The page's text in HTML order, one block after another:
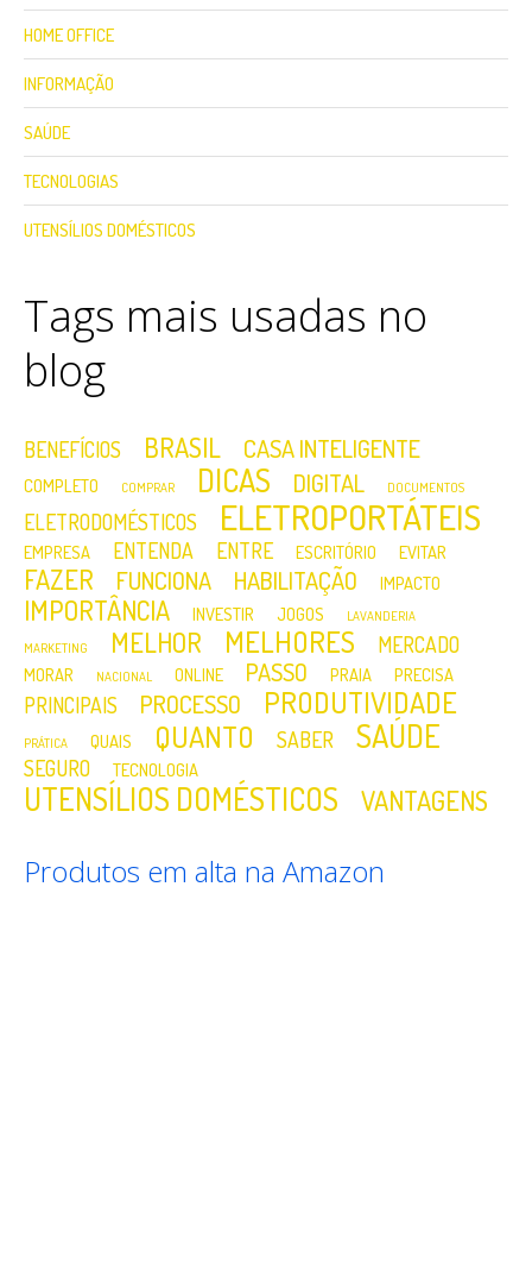
HOME OFFICE
INFORMAÇÃO
SAÚDE
TECNOLOGIAS
UTENSÍLIOS DOMÉSTICOS
Tags mais usadas no
blog
BENEFÍCIOS BRASIL CASA INTELIGENTE
COMPLETO COMPRAR DICAS DIGITAL DOCUMENTOS
ELETRODOMÉSTICOS ELETROPORTÁTEIS
EMPRESA ENTENDA ENTRE ESCRITÓRIO EVITAR
FAZER FUNCIONA HABILITAÇÃO IMPACTO
IMPORTÂNCIA INVESTIR JOGOS
LAVANDERIA
MARKETING
MELHOR MELHORES MERCADO
MORAR NACIONAL ONLINE PASSO PRAIA PRECISA
PRINCIPAIS PROCESSO PRODUTIVIDADE
PRÁTICA QUAIS QUANTO SABER SAÚDE
SEGURO TECNOLOGIA
UTENSÍLIOS DOMÉSTICOS VANTAGENS
Produtos em alta na Amazon